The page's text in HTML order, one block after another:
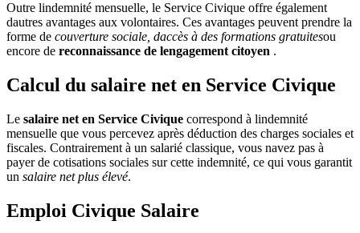
Outre lindemnité mensuelle, le Service Civique offre également
dautres avantages aux volontaires. Ces avantages peuvent prendre la
forme de couverture sociale, daccès à des formations gratuitesou
encore de reconnaissance de lengagement citoyen .
Calcul du salaire net en Service Civique
Le salaire net en Service Civique correspond à lindemnité
mensuelle que vous percevez après déduction des charges sociales et
fiscales. Contrairement à un salarié classique, vous navez pas à
payer de cotisations sociales sur cette indemnité, ce qui vous garantit
un salaire net plus élevé.
Emploi Civique Salaire